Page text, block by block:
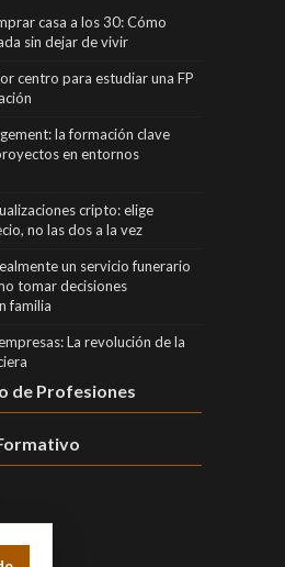
casa a los 30: Cómo
sin dejar de vivir
centro para estudiar una FP
la formación clave
en entornos
cripto: elige
no las dos a la vez
un servicio funerario
tomar decisiones
familia
La revolución de la
de Profesiones